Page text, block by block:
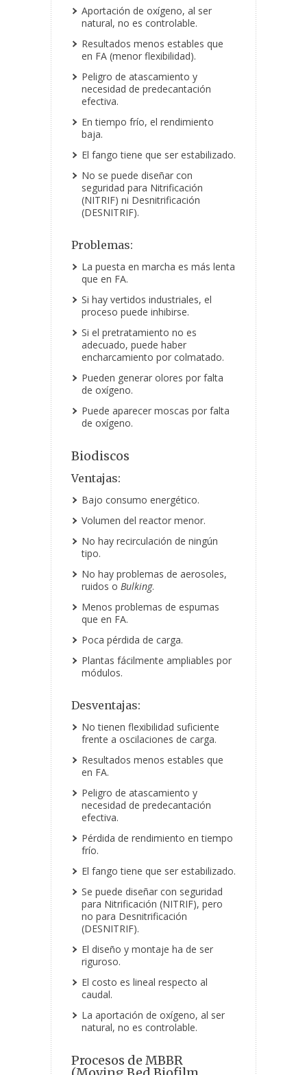
Aportación de oxígeno, al ser
natural, no es controlable.
Resultados menos estables que
en FA (menor flexibilidad).
Peligro de atascamiento y
necesidad de predecantación
efectiva.
En tiempo frío, el rendimiento
baja.
El fango tiene que ser estabilizado.
No se puede diseñar con
seguridad para Nitrificación
(NITRIF) ni Desnitrificación
(DESNITRIF).
Problemas:
La puesta en marcha es más lenta
que en FA.
Si hay vertidos industriales, el
proceso puede inhibirse.
Si el pretratamiento no es
adecuado, puede haber
encharcamiento por colmatado.
Pueden generar olores por falta
de oxígeno.
Puede aparecer moscas por falta
de oxígeno.
Biodiscos
Ventajas:
Bajo consumo energético.
Volumen del reactor menor.
No hay recirculación de ningún
tipo.
No hay problemas de aerosoles,
ruidos o Bulking.
Menos problemas de espumas
que en FA.
Poca pérdida de carga.
Plantas fácilmente ampliables por
módulos.
Desventajas:
No tienen flexibilidad suficiente
frente a oscilaciones de carga.
Resultados menos estables que
en FA.
Peligro de atascamiento y
necesidad de predecantación
efectiva.
Pérdida de rendimiento en tiempo
frío.
El fango tiene que ser estabilizado.
Se puede diseñar con seguridad
para Nitrificación (NITRIF), pero
no para Desnitrificación
(DESNITRIF).
El diseño y montaje ha de ser
riguroso.
El costo es lineal respecto al
caudal.
La aportación de oxígeno, al ser
natural, no es controlable.
Procesos de MBBR